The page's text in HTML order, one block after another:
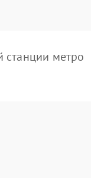
метро